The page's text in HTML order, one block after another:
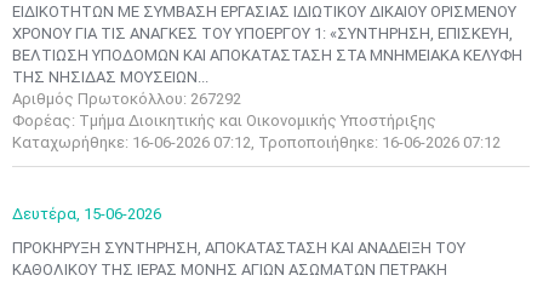
EΙΔΙΚΟΤΗΤΩΝ ΜΕ ΣΥΜΒΑΣΗ ΕΡΓΑΣΙΑΣ ΙΔΙΩΤΙΚΟΥ ΔΙΚΑΙΟΥ ΟΡΙΣΜΕΝΟΥ
ΧΡΟΝΟΥ ΓΙΑ ΤΙΣ ΑΝΑΓΚΕΣ ΤΟΥ ΥΠΟΕΡΓΟΥ 1: «ΣΥΝΤΗΡΗΣΗ, ΕΠΙΣΚΕΥΗ,
ΒΕΛΤΙΩΣΗ ΥΠΟΔΟΜΩΝ ΚΑΙ ΑΠΟΚΑΤΑΣΤΑΣΗ ΣΤΑ ΜΝΗΜΕΙΑΚΑ ΚΕΛΥΦΗ
ΤΗΣ ΝΗΣΙΔΑΣ ΜΟΥΣΕΙΩΝ...
Αριθμός Πρωτοκόλλου: 267292
Φορέας: Τμήμα Διοικητικής και Οικονομικής Υποστήριξης
Καταχωρήθηκε: 16-06-2026 07:12, Τροποποιήθηκε: 16-06-2026 07:12
Δευτέρα, 15-06-2026
ΠΡΟΚΗΡΥΞΗ ΣΥΝΤΗΡΗΣΗ, ΑΠΟΚΑΤΑΣΤΑΣΗ ΚΑΙ ΑΝΑΔΕΙΞΗ ΤΟΥ
ΚΑΘΟΛΙΚΟΥ ΤΗΣ ΙΕΡΑΣ ΜΟΝΗΣ ΑΓΙΩΝ ΑΣΩΜΑΤΩΝ ΠΕΤΡΑΚΗ